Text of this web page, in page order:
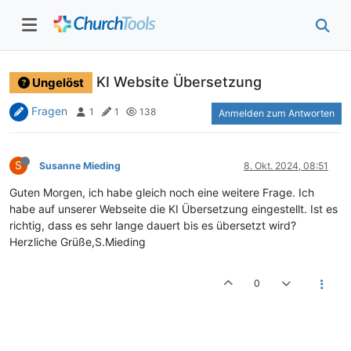
Ungelöst KI Website Übersetzung
Fragen 1 1 138 Anmelden zum Antworten
S Susanne Mieding 8. Okt. 2024, 08:51
Guten Morgen, ich habe gleich noch eine weitere Frage. Ich
habe auf unserer Webseite die KI Übersetzung eingestellt. Ist es
richtig, dass es sehr lange dauert bis es übersetzt wird?
Herzliche Grüße,S.Mieding
0